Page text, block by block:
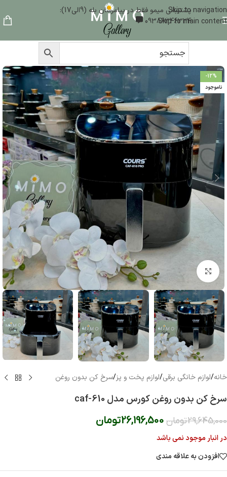
Skip to navigation
Skip to main content
پشتیبانی میمو فقط در پیامرسان بله (9الی17):
09386346324
-12%
ناموجود
بزرگنمایی تصویر
خانه/لوازم خانگی برقی/لوازم پخت و پز/سرخ کن بدون روغن
سرخ کن بدون روغن کورس مدل caf-610
29,645,000تومان 26,196,500تومان
در انبار موجود نمی باشد
افزودن به علاقه مندی